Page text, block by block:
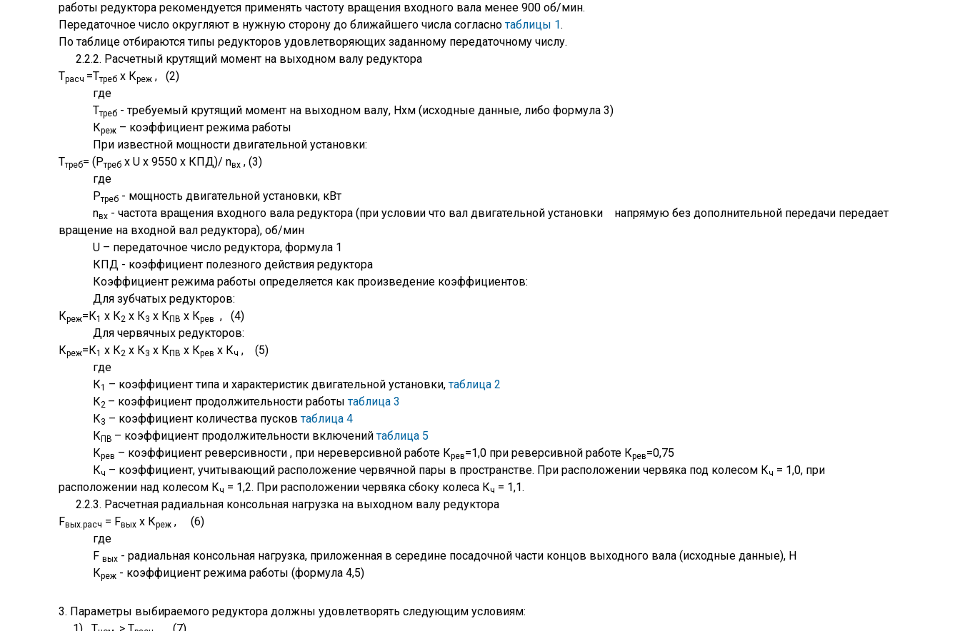
работы редуктора рекомендуется применять частоту вращения входного вала менее 900 об/мин.
Передаточное число округляют в нужную сторону до ближайшего числа согласнотаблицы 1.
По таблице отбираются типы редукторов удовлетворяющих заданному передаточному числу.
2.2.2. Расчетный крутящий момент на выходном валу редуктора
Трасч =Ттреб х Креж , (2)
где
Ттреб - требуемый крутящий момент на выходном валу, Нхм (исходные данные, либо формула 3)
Креж – коэффициент режима работы
При известной мощности двигательной установки:
Ттреб= (Ртреб х U х 9550 х КПД)/ nвх , (3)
где
Ртреб - мощность двигательной установки, кВт
nвх - частота вращения входного вала редуктора (при условии что вал двигательной установки напрямую без дополнительной передачи передает
вращение на входной вал редуктора), об/мин
U – передаточное число редуктора, формула 1
КПД - коэффициент полезного действия редуктора
Коэффициент режима работы определяется как произведение коэффициентов:
Для зубчатых редукторов:
Креж=К1 х К2 х К3 х КПВ х Крев
, (4)
Для червячных редукторов:
Креж=К1 х К2 х К3 х КПВ х Крев х Кч , (5)
где
К1 – коэффициент типа и характеристик двигательной установки,таблица 2
К2 – коэффициент продолжительности работытаблица 3
К3 – коэффициент количества пусковтаблица 4
КПВ – коэффициент продолжительности включенийтаблица 5
Крев – коэффициент реверсивности , при нереверсивной работе Крев=1,0 при реверсивной работе Крев=0,75
Кч – коэффициент, учитывающий расположение червячной пары в пространстве. При расположении червяка под колесом Кч = 1,0, при
расположении над колесом Кч = 1,2. При расположении червяка сбоку колеса Кч = 1,1.
2.2.3. Расчетная радиальная консольная нагрузка на выходном валу редуктора
Fвых.расч = Fвых х Креж , (6)
где
F вых - радиальная консольная нагрузка, приложенная в середине посадочной части концов выходного вала (исходные данные), Н
Креж - коэффициент режима работы (формула 4,5)
3. Параметры выбираемого редуктора должны удовлетворять следующим условиям: